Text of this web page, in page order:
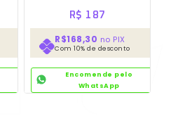
[BANPRESTO]
R$ 187
R$168,30 no PIX
Com 10% de desconto
Encomende pelo
WhatsApp